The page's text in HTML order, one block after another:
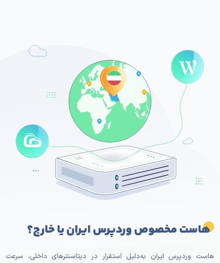
هاست مخصوص وردپرس ایران یا خارج؟
هاست وردپرس ایران به‌دلیل استقرار در دیتاسنترهای داخلی، سرعت